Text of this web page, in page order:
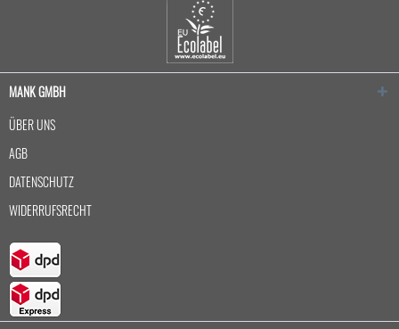
MANK GMBH
ÜBER UNS
AGB
DATENSCHUTZ
WIDERRUFSRECHT